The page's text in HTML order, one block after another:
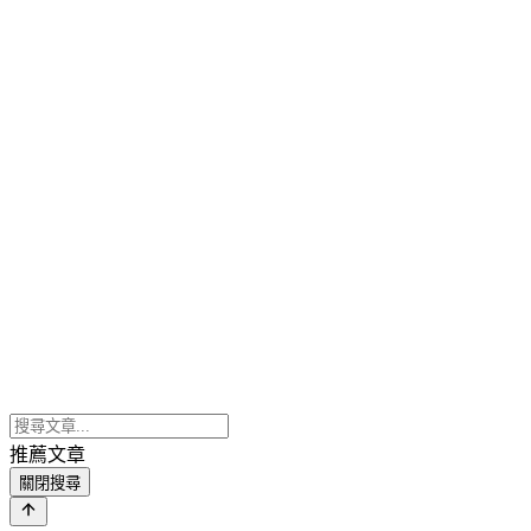
推薦文章
關閉搜尋